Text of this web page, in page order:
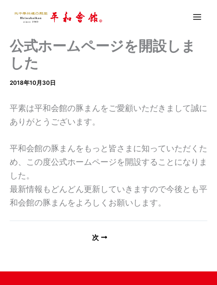
公式ホームページを開設しま
した
2018年10月30日
平素は平和会館の豚まんをご愛顧いただきまして誠に
ありがとうございます。
平和会館の豚まんをもっと皆さまに知っていただくた
め、この度公式ホームページを開設することになりま
した。
最新情報もどんどん更新していきますので今後とも平
和会館の豚まんをよろしくお願いします。
次